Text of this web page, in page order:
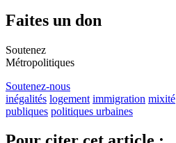
Faites un don
Soutenez
Métropolitiques
Soutenez-nous
inégalités logement immigration mixité
publiques politiques urbaines